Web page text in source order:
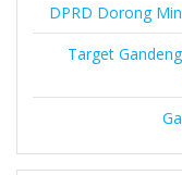
DPRD Dorong
Target